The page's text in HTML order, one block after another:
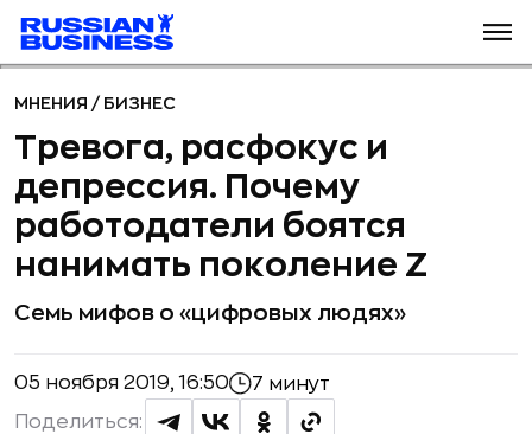
МНЕНИЯ / БИЗНЕС
Тревога, расфокус и
депрессия. Почему
работодатели боятся
нанимать поколение Z
Семь мифов о «цифровых людях»
05 ноября 2019, 16:50 7 минут
Поделиться: